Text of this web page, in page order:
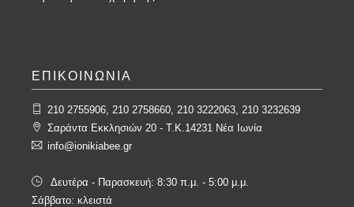
ΕΠΙΚΟΙΝΩΝΙΑ
210 2755906, 210 2758660, 210 3222063, 210 3232639
Σαράντα Εκκλησιών 20 - T.K.14231 Νέα Ιωνία
info@ionikiabee.gr
Δευτέρα - Παρασκευή: 8:30 π.μ. - 5:00 μ.μ.
Σάββατο: κλειστά